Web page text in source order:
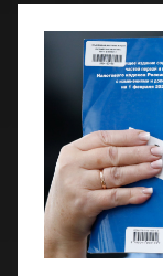
ремонте
Вашего
квартиры